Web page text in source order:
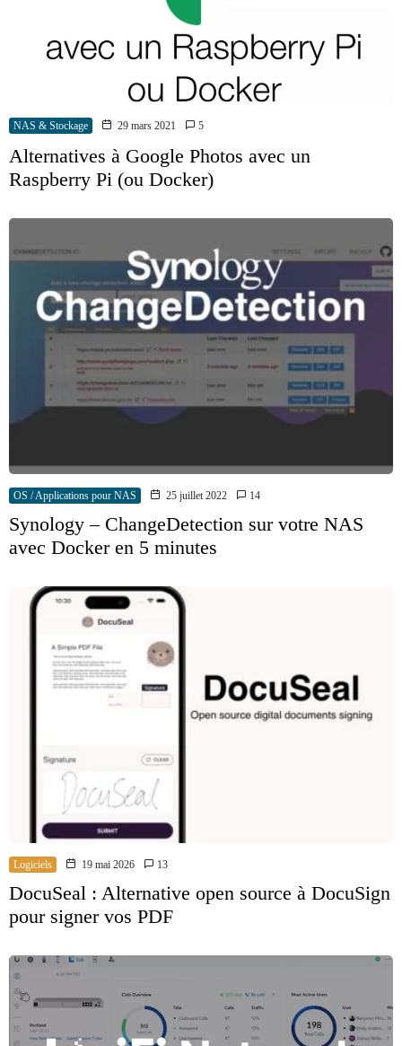
NAS & Stockage 29 mars 2021 5
Alternatives à Google Photos avec un
Raspberry Pi (ou Docker)
OS / Applications pour NAS 25 juillet 2022 14
Synology – ChangeDetection sur votre NAS
avec Docker en 5 minutes
Logiciels 19 mai 2026 13
DocuSeal : Alternative open source à DocuSign
pour signer vos PDF